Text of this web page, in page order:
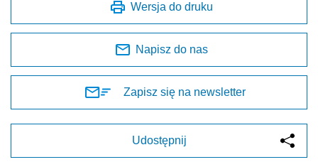
Wersja do druku
Napisz do nas
Zapisz się na newsletter
Udostępnij